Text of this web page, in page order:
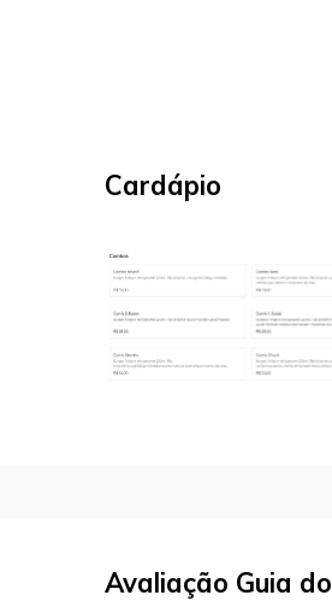
Cardápio
Avaliação Guia